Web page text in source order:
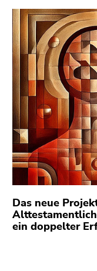
Sie diesen
Link.
Zum
Inhalt
(Zugriffstaste
1)
Zur
Positionsanzeige
(Zugriffstaste
2)
Zur
Hauptnavigation
(Zugriffstaste
3)
Zu
Das neue
ein doppelter